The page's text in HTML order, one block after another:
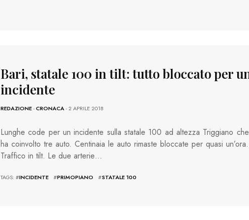
Bari, statale 100 in tilt: tutto bloccato per
incidente
REDAZIONE-CRONACA- 2 APRILE 2018
Lunghe code per un incidente sulla statale 100 ad altezza Triggiano che
ha coinvolto tre auto. Centinaia le auto rimaste bloccate per quasi un’ora.
Traffico in tilt. Le due arterie…
TAGS: #INCIDENTE #PRIMOPIANO #STATALE 100